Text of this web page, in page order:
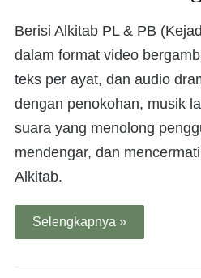
Berisi Alkitab PL & PB
dalam format video
teks per ayat, dan audio
dengan penokohan, musik
suara yang menolong
mendengar, dan
Alkitab.
Selengkapnya »